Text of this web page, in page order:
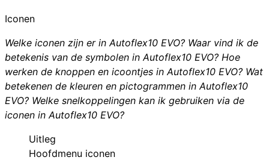
Iconen
Welke iconen zijn er in Autoflex10 EVO? Waar vind ik de
betekenis van de symbolen in Autoflex10 EVO? Hoe
werken de knoppen en icoontjes in Autoflex10 EVO? Wat
betekenen de kleuren en pictogrammen in Autoflex10
EVO? Welke snelkoppelingen kan ik gebruiken via de
iconen in Autoflex10 EVO?
Uitleg
Hoofdmenu iconen